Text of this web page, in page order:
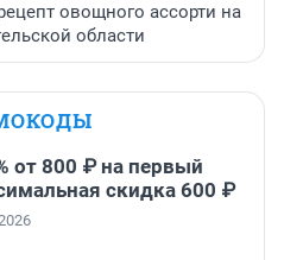
овощного ассорти на
области
от 800 ₽ на первый
скидка 600 ₽